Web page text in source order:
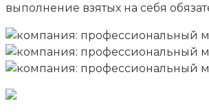
выполнение взятых на себя